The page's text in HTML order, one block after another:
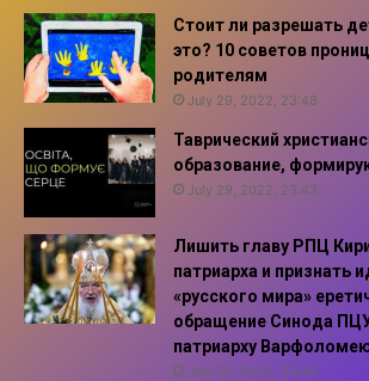
Стоит ли разрешать
это? 10 советов
родителям
July 29, 2022, 23:48
Таврический
образование,
July 29, 2022, 23:43
Лишить главу РПЦ
патриарха и признать
«русского мира»
обращение Синода
патриарху
July 29, 2022, 23:42